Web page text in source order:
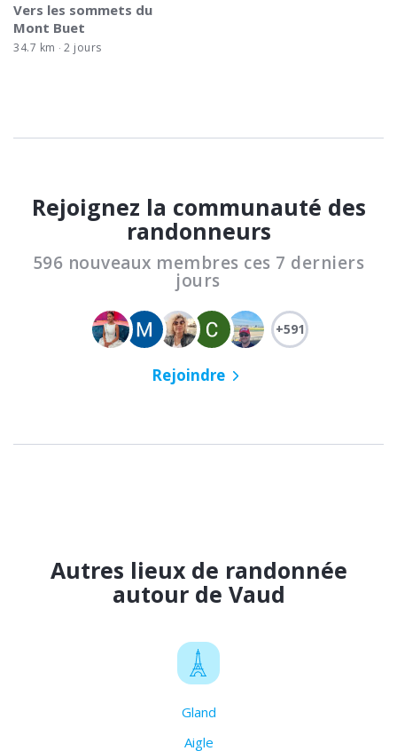
Vers les sommets du
Mont Buet
34.7 km 2 jours
Rejoignez la communauté des
randonneurs
596 nouveaux membres ces 7 derniers
jours
+591
Rejoindre
Autres lieux de randonnée
autour de Vaud
Gland
Aigle